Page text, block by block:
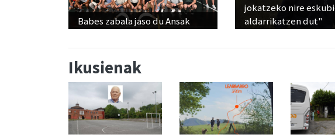
Babes zabala jaso du Ansak
jokatzeko nire
aldarrikatzen dut"
Ikusienak